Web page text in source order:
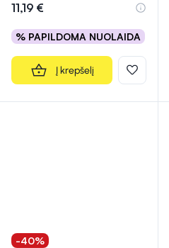
11,19 €
% PAPILDOMA NUOLAIDA
Į krepšelį
-40%